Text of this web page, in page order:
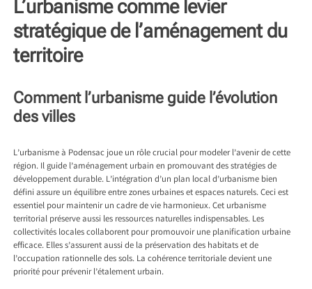
L’urbanisme comme levier
stratégique de l’aménagement du
territoire
Comment l’urbanisme guide l’évolution
des villes
L’urbanisme à Podensacjoue un rôle crucial pour modeler l’avenir de cette
région. Il guide l’aménagement urbain en promouvant des stratégies de
développement durable. L’intégration d’un plan local d’urbanisme bien
défini assure un équilibre entre zones urbaines et espaces naturels. Ceci est
essentiel pour maintenir un cadre de vie harmonieux. Cet urbanisme
territorial préserve aussi les ressources naturelles indispensables. Les
collectivités locales collaborent pour promouvoir une planification urbaine
efficace. Elles s’assurent aussi de la préservation des habitats et de
l’occupation rationnelle des sols. La cohérence territoriale devient une
priorité pour prévenir l’étalement urbain.